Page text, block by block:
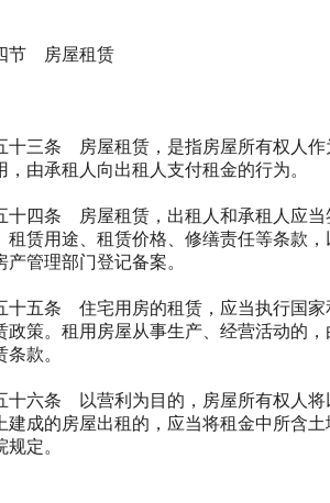
节 房屋租赁
十三条 房屋租赁，是指房屋所有权人作
，由承租人向出租人支付租金的行为。
十四条 房屋租赁，出租人和承租人应当
租赁用途、租赁价格、修缮责任等条款
产管理部门登记备案。
十五条 住宅用房的租赁，应当执行国家
政策。租用房屋从事生产、经营活动的
条款。
十六条 以营利为目的，房屋所有权人将
建成的房屋出租的，应当将租金中所含
规定。